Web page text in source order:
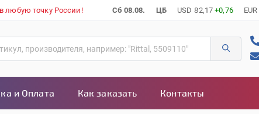
любую точку России! Сб 08.08. ЦБ USD 82,17 +0,76 EUR
и Оплата Как заказать Контакты